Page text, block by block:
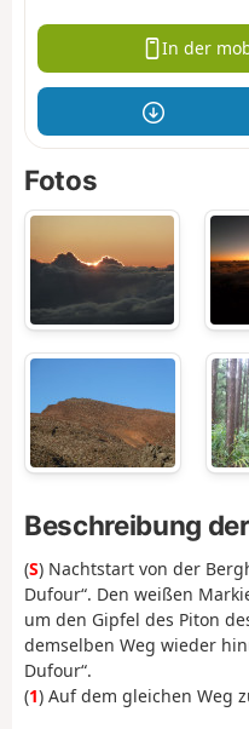
In der
Fotos
Beschreibung
(S) Nachtstart von der
Dufour“. Den weißen
um den Gipfel des Piton
demselben Weg wieder
Dufour“.
(1) Auf dem gleichen Weg